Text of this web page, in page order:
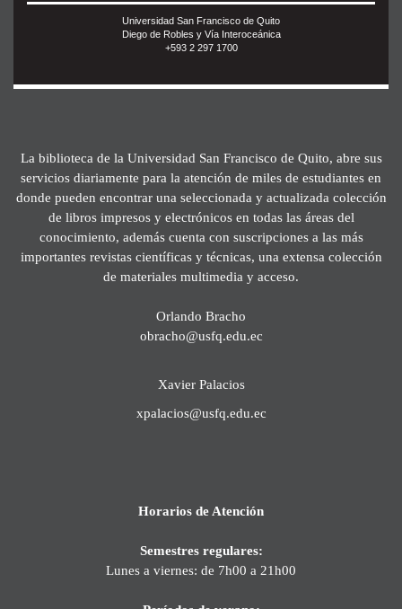
Universidad San Francisco de Quito
Diego de Robles y Vía Interoceánica
+593 2 297 1700
La biblioteca de la Universidad San Francisco de Quito, abre sus
servicios diariamente para la atención de miles de estudiantes en
donde pueden encontrar una seleccionada y actualizada colección
de libros impresos y electrónicos en todas las áreas del
conocimiento, además cuenta con suscripciones a las más
importantes revistas científicas y técnicas, una extensa colección
de materiales multimedia y acceso.
Orlando Bracho
obracho@usfq.edu.ec
Xavier Palacios
xpalacios@usfq.edu.ec
Horarios de Atención
Semestres regulares:
Lunes a viernes: de 7h00 a 21h00